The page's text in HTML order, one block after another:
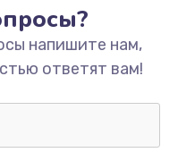
напишите нам,
ответят вам!